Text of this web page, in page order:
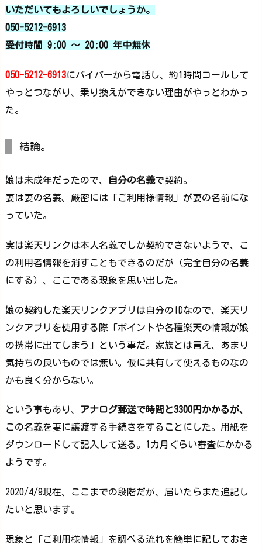
いただいてもよろしいでしょうか。
050-5212-6913
受付時間 9:00 〜 20:00 年中無休
050-5212-6913にバイバーから電話し、約1時間コールして
やっとつながり、乗り換えができない理由がやっとわかっ
た。
結論。
娘は未成年だったので、 自分の名義で契約。
妻は妻の名義、厳密には「ご利用様情報」が妻の名前にな
っていた。
実は楽天リンクは本人名義でしか契約できないようで、こ
の利用者情報を消すこともできるのだが（完全自分の名義
にする）、ここである現象を思い出した。
娘の契約した楽天リンクアプリは自分のIDなので、楽天リ
ンクアプリを使用する際「ポイントや各種楽天の情報が娘
の携帯に出てしまう」という事だ。家族とは言え、あまり
気持ちの良いものでは無い。仮に共有して使えるものなの
かも良く分からない。
という事もあり、 アナログ郵送で時間と3300円かかるが、
この名義を妻に譲渡する手続きをすることにした。用紙を
ダウンロードして記入して送る。1カ月ぐらい審査にかかる
ようです。
2020/4/9現在、ここまでの段階だが、届いたらまた追記し
たいと思います。
現象と「ご利用様情報」を調べる流れを簡単に記しておき